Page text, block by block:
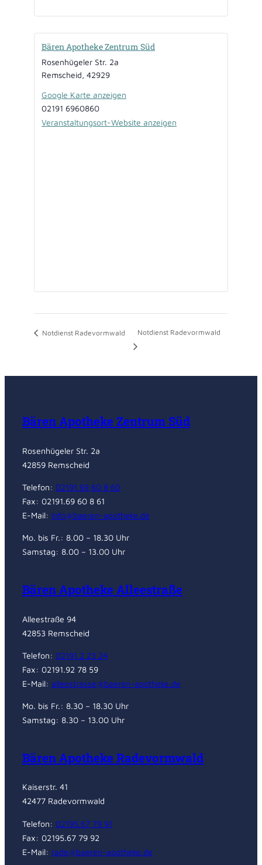
Bären Apotheke Zentrum Süd
Rosenhügeler Str. 2a
Remscheid, 42929
Google Karte anzeigen
02191 6960860
Veranstaltungsort-Website anzeigen
Notdienst Radevormwald Notdienst Radevormwald
Bären Apotheke Zentrum Süd
Rosenhügeler Str. 2a
42859 Remscheid
Telefon: 02191.69 60 8 60
Fax: 02191.69 60 8 61
E-Mail: info@baeren-apotheke.de
Mo. bis Fr.: 8.00 – 18.30 Uhr
Samstag: 8.00 – 13.00 Uhr
Bären Apotheke Alleestraße
Alleestraße 94
42853 Remscheid
Telefon: 02191.2 23 24
Fax: 02191.92 78 59
E-Mail: alleestrasse@baeren-apotheke.de
Mo. bis Fr.: 8.30 – 18.30 Uhr
Samstag: 8.30 – 13.00 Uhr
Bären Apotheke Radevormwald
Kaiserstr. 41
42477 Radevormwald
Telefon: 02195.67 79 91
Fax: 02195.67 79 92
E-Mail: rade@baeren-apotheke.de